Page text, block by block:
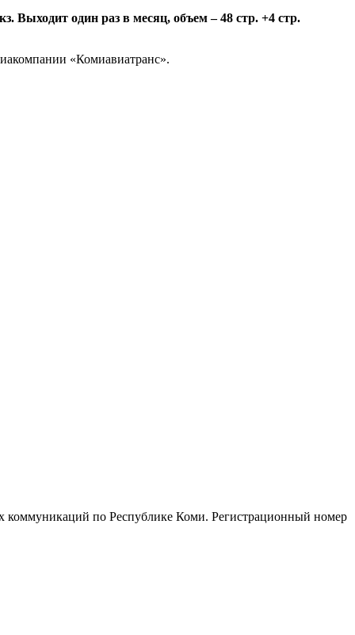
Выходит один раз в месяц, объем – 48 стр. +4 стр.
«Комиавиатранс».
коммуникаций по Республике Коми. Регистрационный номер